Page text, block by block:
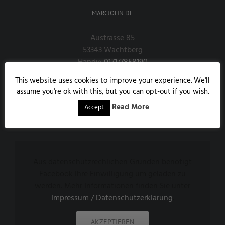
MARCJOHN.DE
Austrasse 85
53343 Wachtberg
Handy:0171/7858190
Website: marcjohn.de
Impressum / Datenschutzerklärung
AKZEPTIEREN
This website uses cookies to improve your experience. We'll
assume you're ok with this, but you can opt-out if you wish.
Accept Read More